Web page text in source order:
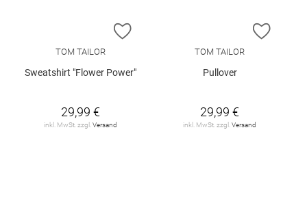
ZUR WUNSCHLISTE HINZUFÜGEN
TOM TAILOR
Sweatshirt "Flower Power"
29,99 €
inkl. MwSt. zzgl.Versand
ZUR
TOM TAILOR
Pullover
29,99 €
inkl. MwSt. zzgl.Versand